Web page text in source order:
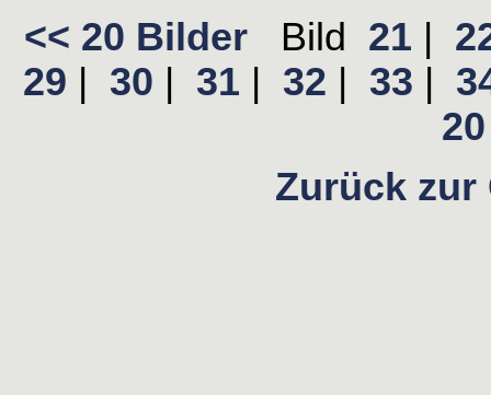
<< 20 Bilder Bild 21 |
29 | 30 | 31 | 32 | 33 |
20
Zurück zur